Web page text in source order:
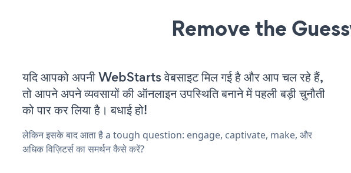
Remove the
यदि आपको अपनी WebStarts वेबसाइट मिल गई है और आप चल रहे हैं,
तो आपने अपने व्यवसायों की ऑनलाइन उपस्थिति बनाने में पहली बड़ी चुनौती
को पार कर लिया है। बधाई हो!
लेकिन इसके बाद आता है a tough question: engage, captivate, make, और
अधिक विज़िटर्स का समर्थन कैसे करें?